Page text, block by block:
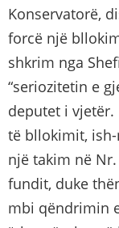
Konservatorë,
forcë një
shkrim nga
“seriozitetin e
deputet i
të bllokimit,
një takim në
fundit, duke
mbi qëndrimin